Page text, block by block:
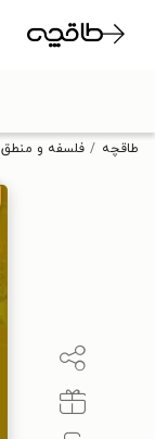
طاقچه فلسفه و منطق